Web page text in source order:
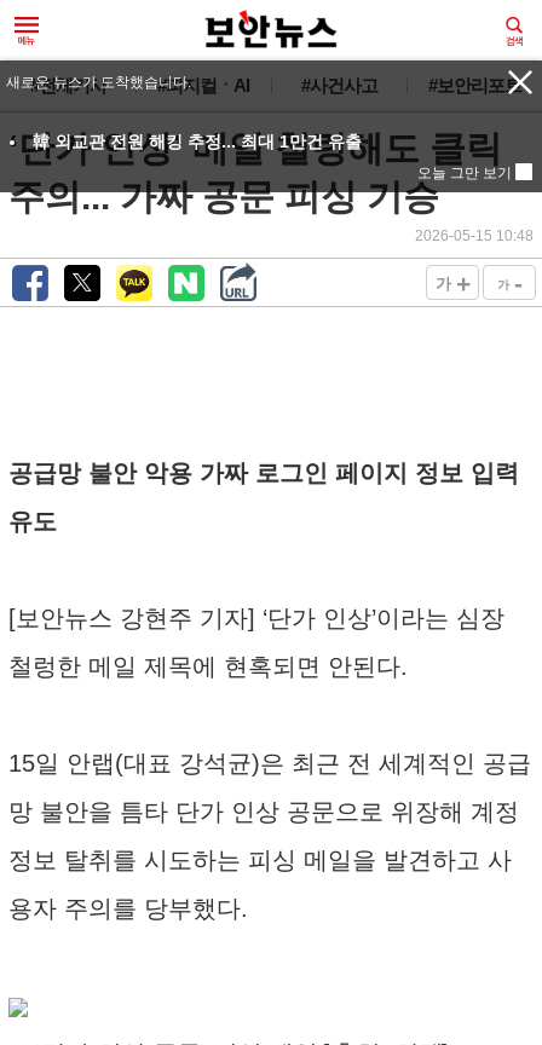
#전체기사 #피지컬ㆍAI #사건사고 #보안리포트
‘단가 인상’ 메일 철렁해도 클릭
주의... 가짜 공문 피싱 기승
2026-05-15 10:48
가 + 가 -
공급망 불안 악용 가짜 로그인 페이지 정보 입력
유도
[보안뉴스 강현주 기자] ‘단가 인상’이라는 심장
철렁한 메일 제목에 현혹되면 안된다.
15일 안랩(대표 강석균)은 최근 전 세계적인 공급
망 불안을 틈타 단가 인상 공문으로 위장해 계정
정보 탈취를 시도하는 피싱 메일을 발견하고 사
용자 주의를 당부했다.
새로운 뉴스가 도착했습니다.
韓 외교관 전원 해킹 추정... 최대 1만건 유출
오늘 그만 보기